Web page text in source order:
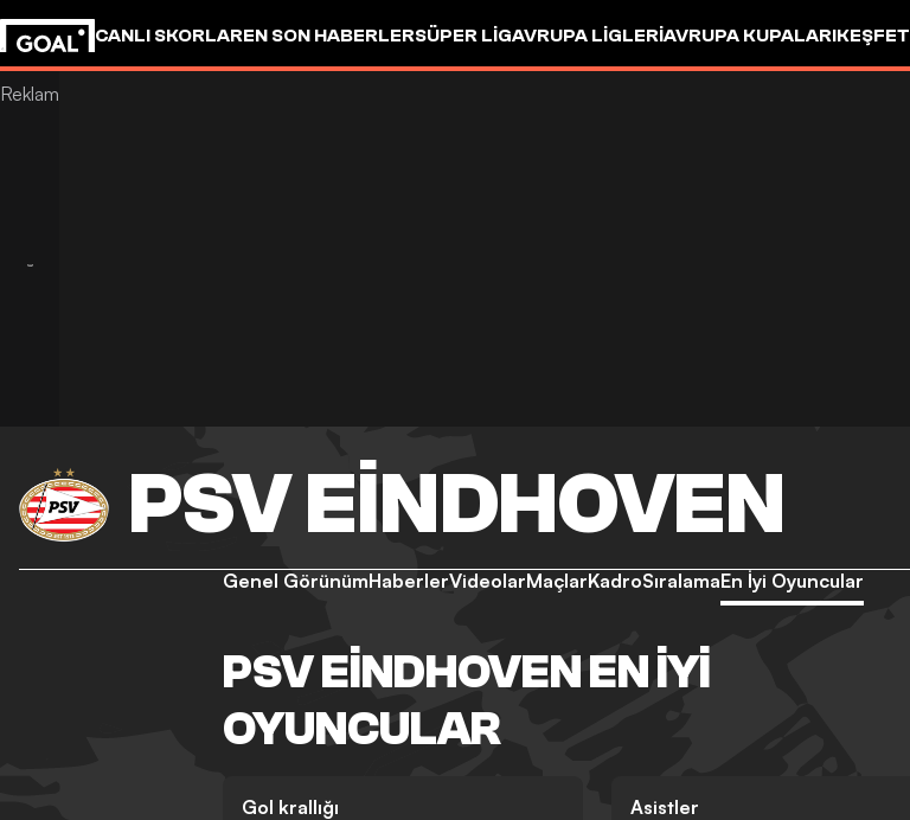
CANLI SKORLAREN SON HABERLERSÜPER LIGAVRUPA LIGLERIAVRUPA KUPALARIKEŞFET
PSV EINDHOVEN
Genel GörünümHaberlerVideolarMaçlarKadroSıralamaEn İyi Oyuncular
PSV EINDHOVEN EN İYI
OYUNCULAR
Gol krallığı Asistler